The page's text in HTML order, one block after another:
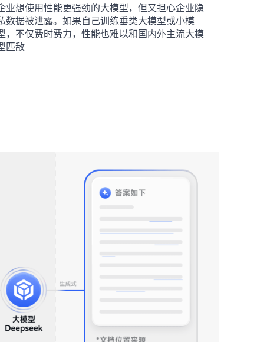
业想使用性能更强劲的大模型，但又担心企业隐
数据被泄露。如果自己训练垂类大模型或小模
，不仅费时费力，性能也难以和国内外主流大模
匹敌